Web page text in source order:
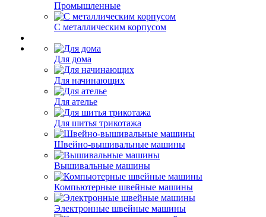
Промышленные
С металлическим корпусом
Для дома
Для начинающих
Для ателье
Для шитья трикотажа
Швейно-вышивальные машины
Вышивальные машины
Компьютерные швейные машины
Электронные швейные машины